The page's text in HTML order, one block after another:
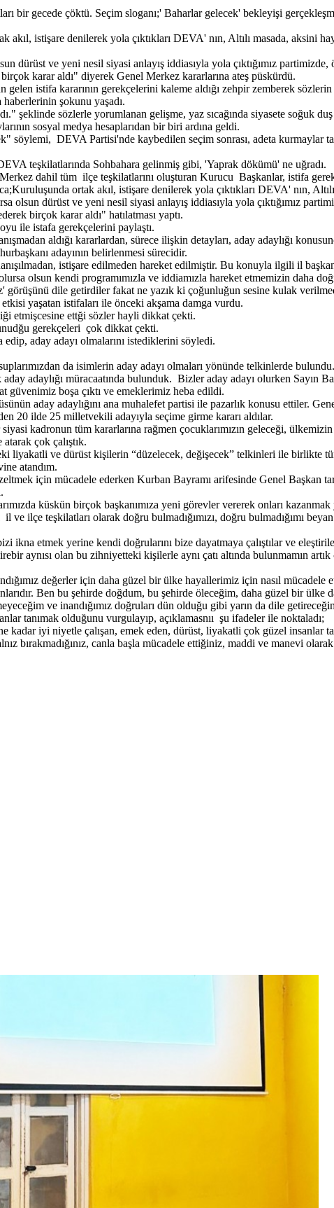
bir gecede çöktü. Seçim sloganı;' Baharlar gelecek' bekleyişi
istişare denilerek yola çıktıkları DEVA' nın, Altılı masada, aksini
dürüst ve yeni nesil siyasi anlayış iddiasıyla yola çıktığımız
karar aldı" diyerek Genel Merkez kararlarına ateş püskürdü.
istifa kararının gerekçelerini kaleme aldığı zehpir zemberek
haberlerinin şokunu yaşadı.
şeklinde sözlerle yorumlanan gelişme, yaz sıcağında siyasete soğuk duş
sosyal medya hesaplarıdan bir biri ardına geldi.
söylemi, DEVA Partisi'nde kaybedilen seçim sonrası, adeta kurmaylar
teşkilatlarında Sohbahara gelinmiş gibi, 'Yaprak dökümü' ne uğradı.
dahil tüm ilçe teşkilatlarını oluşturan Kurucu Başkanlar, istifa
ortak akıl, istişare denilerek yola çıktıkları DEVA' nın,
olsun dürüst ve yeni nesil siyasi anlayış iddiasıyla yola çıktığımız
birçok karar aldı" hatılatması yaptı.
ile istafa gerekçelerini paylaştı.
aldığı kararlardan, sürece ilişkin detayları, aday adaylığı
adayının belirlenmesi sürecidir.
istişare edilmeden hareket edilmiştir. Bu konuyla ilgili il
olsun kendi programımızla ve iddiamızla hareket etmemizin daha
görüşünü dile getirdiler fakat ne yazık ki çoğunluğun sesine kulak
yaşatan istifaları ile önceki akşama damga vurdu.
etmişcesine ettği sözler hayli dikkat çekti.
gerekçeleri çok dikkat çekti.
aday adayı olmalarını istediklerini söyledi.
da isimlerin aday adayı olmaları yönünde telkinlerde
adaylığı müracaatında bulunduk. Bizler aday adayı olurken Sayın
güvenimiz boşa çıktı ve emeklerimiz heba edildi.
aday adaylığını ana muhalefet partisi ile pazarlık konusu ettiler.
20 ilde 25 milletvekili adayıyla seçime girme kararı aldılar.
kadronun tüm kararlarına rağmen çocuklarımızın geleceği,
atarak çok çalıştık.
liyakatli ve dürüst kişilerin “düzelecek, değişecek” telkinleri ile birlikte
atandım.
için mücadele ederken Kurban Bayramı arifesinde Genel Başkan
küskün birçok başkanımıza yeni görevler vererek onları
ve ilçe teşkilatları olarak doğru bulmadığımızı, doğru bulmadığımı
ikna etmek yerine kendi doğrularını bize dayatmaya çalıştılar ve
aynısı olan bu zihniyetteki kişilerle aynı çatı altında bulunmamın
değerler için daha güzel bir ülke hayallerimiz için nasıl mücadele
Ben bu şehirde doğdum, bu şehirde öleceğim, daha güzel bir
ve inandığımız doğruları dün olduğu gibi yarın da dile
tanımak olduğunu vurgulayıp, açıklamasnıı şu ifadeler ile noktaladı;
iyi niyetle çalışan, emek eden, dürüst, liyakatli çok güzel insanlar
bırakmadığınız, canla başla mücadele ettiğiniz, maddi ve manevi